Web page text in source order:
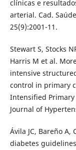
clínicas e
arterial. Cad.
25(9):2001-11.
Stewart S, Stocks
Harris M et al.
intensive
control in primary
Intensified
Journal of
Ávila JC, Bareño A,
diabetes